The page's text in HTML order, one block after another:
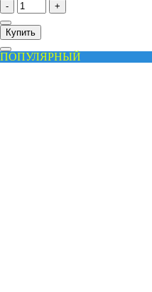
- +
Купить
ПОПУЛЯРНЫЙ